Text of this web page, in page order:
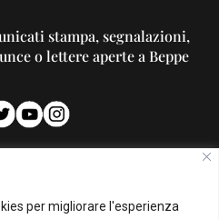
per migliorare l'esperienza
stampa, segnalazioni,
o lettere aperte a Beppe
PUBBLICITA'
tua pubblicità su questo Blog:
pubblicita@beppegrillo.it